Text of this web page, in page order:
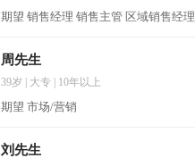
期望 销售经理 销售主管 区域销售经理
周先生
39岁 | 大专 | 10年以上
期望 市场/营销
刘先生